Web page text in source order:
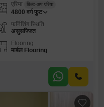
एरिया बिल्ट-अप एरिया
4800 वर्ग फुट
फर्निशिंग स्थिति
असुसज्जित
Flooring
मार्बल Flooring